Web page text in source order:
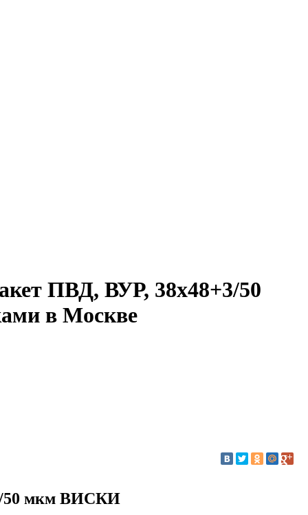
ПВД, ВУР, 38х48+3/50
в Москве
50 мкм ВИСКИ